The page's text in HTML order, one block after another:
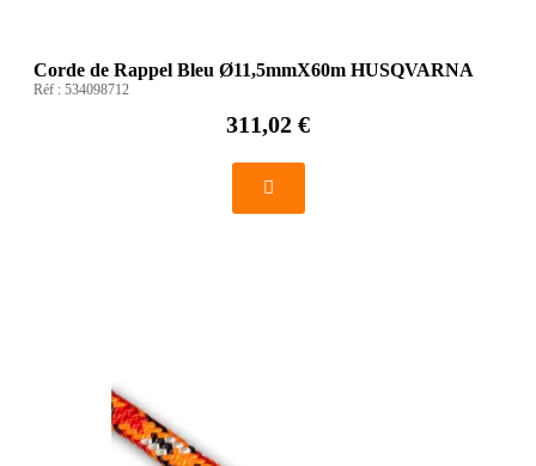
Corde de Rappel Bleu Ø11,5mmX60m HUSQVARNA
Réf : 534098712
311,02 €